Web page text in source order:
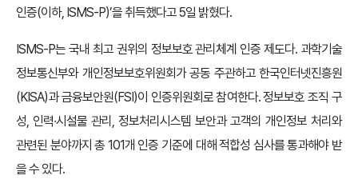
인증(이하, ISMS-P)’을 취득했다고 5일 밝혔다.
ISMS-P는 국내 최고 권위의 정보보호 관리체계 인증 제도다. 과학기술
정보통신부와 개인정보보호위원회가 공동 주관하고 한국인터넷진흥원
(KISA)과 금융보안원(FSI)이 인증위원회로 참여한다. 정보보호 조직 구
성, 인력∙시설물 관리, 정보처리시스템 보안과 고객의 개인정보 처리와
관련된 분야까지 총 101개 인증 기준에 대해 적합성 심사를 통과해야 받
을 수 있다.